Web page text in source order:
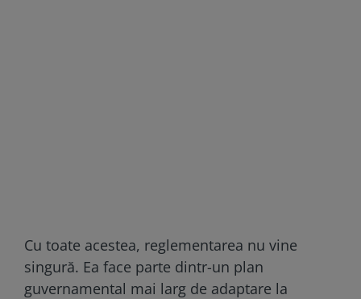
Cu toate acestea, reglementarea nu vine
singură. Ea face parte dintr-un plan
guvernamental mai larg de adaptare la